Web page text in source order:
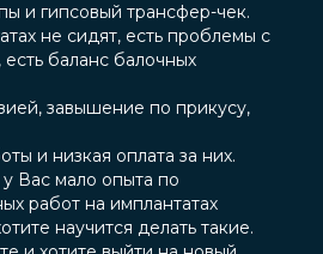
и гипсовый трансфер-чек.
не сидят, есть проблемы с
баланс балочных
завышение по прикусу,
и низкая оплата за них.
у Вас мало опыта по
работ на имплантатах
научится делать такие.